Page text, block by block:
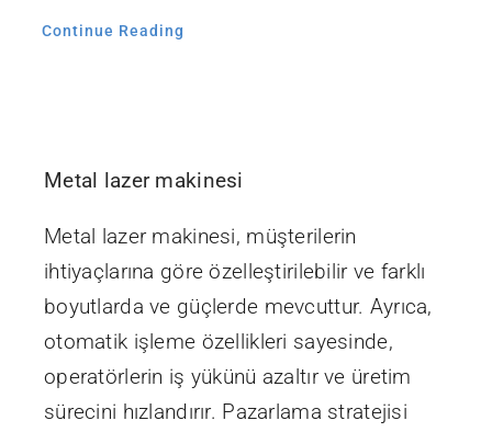
Continue Reading
Metal lazer makinesi
Metal lazer makinesi, müşterilerin
ihtiyaçlarına göre özelleştirilebilir ve farklı
boyutlarda ve güçlerde mevcuttur. Ayrıca,
otomatik işleme özellikleri sayesinde,
operatörlerin iş yükünü azaltır ve üretim
sürecini hızlandırır. Pazarlama stratejisi